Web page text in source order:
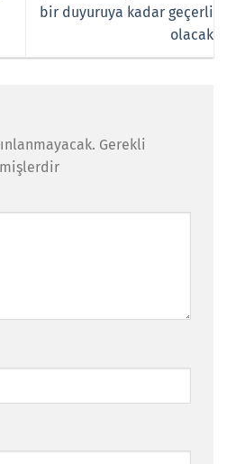
bir duyuruya kadar geçerli
olacak
Gerekli